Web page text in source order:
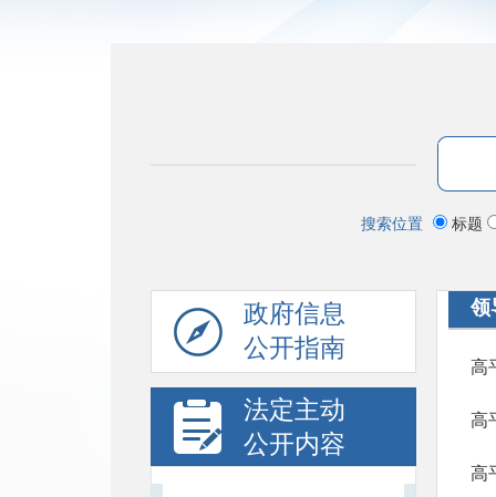
搜索位置 标题
政府信息
公开指南
法定主动
公开内容
领
高
高
高